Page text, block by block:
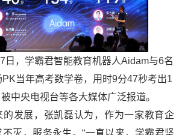
日，学霸君智能教育机器人Aidam与6名
当年高考数学卷，用时9分47秒考出1
中央电视台等各大媒体广泛报道。
的发展，张凯磊认为，作为一家教育企
灭，服务永生。“一直以来，学霸君坚